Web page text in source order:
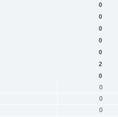
0
0
0
0
0
2
0
0
0
0